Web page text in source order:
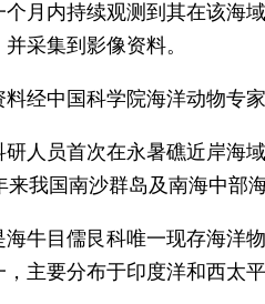
个月内持续观测到其在该海
采集到影像资料。
料经中国科学院海洋动物专
研人员首次在永暑礁近岸海
来我国南沙群岛及南海中部
海牛目儒艮科唯一现存海洋
，主要分布于印度洋和西太